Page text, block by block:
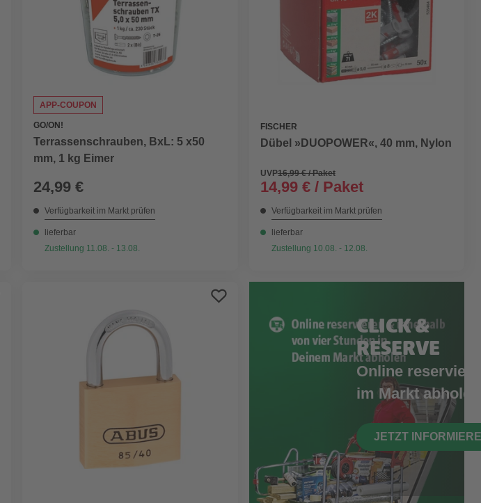
APP-COUPON
GO/ON!
Terrassenschrauben, BxL: 5 x50
mm, 1 kg Eimer
24,99 €
Verfügbarkeit im Markt prüfen
lieferbar
Zustellung 11.08. - 13.08.
FISCHER
Dübel »DUOPOWER«, 40 mm, Nylon
UVP16,99 € / Paket
14,99 € / Paket
Verfügbarkeit im Markt prüfen
lieferbar
Zustellung 10.08. - 12.08.
CLICK &
RESERVE
Online
im Markt abholen
JETZT